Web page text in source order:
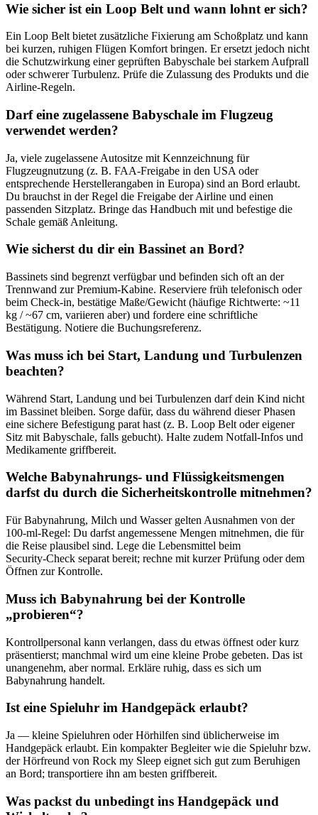
Wie sicher ist ein Loop Belt und wann lohnt er sich?
Ein Loop Belt bietet zusätzliche Fixierung am Schoßplatz und kann
bei kurzen, ruhigen Flügen Komfort bringen. Er ersetzt jedoch nicht
die Schutzwirkung einer geprüften Babyschale bei starkem Aufprall
oder schwerer Turbulenz. Prüfe die Zulassung des Produkts und die
Airline‑Regeln.
Darf eine zugelassene Babyschale im Flugzeug
verwendet werden?
Ja, viele zugelassene Autositze mit Kennzeichnung für
Flugzeugnutzung (z. B. FAA‑Freigabe in den USA oder
entsprechende Herstellerangaben in Europa) sind an Bord erlaubt.
Du brauchst in der Regel die Freigabe der Airline und einen
passenden Sitzplatz. Bringe das Handbuch mit und befestige die
Schale gemäß Anleitung.
Wie sicherst du dir ein Bassinet an Bord?
Bassinets sind begrenzt verfügbar und befinden sich oft an der
Trennwand zur Premium‑Kabine. Reserviere früh telefonisch oder
beim Check‑in, bestätige Maße/Gewicht (häufige Richtwerte: ~11
kg / ~67 cm, variieren aber) und fordere eine schriftliche
Bestätigung. Notiere die Buchungsreferenz.
Was muss ich bei Start, Landung und Turbulenzen
beachten?
Während Start, Landung und bei Turbulenzen darf dein Kind nicht
im Bassinet bleiben. Sorge dafür, dass du während dieser Phasen
eine sichere Befestigung parat hast (z. B. Loop Belt oder eigener
Sitz mit Babyschale, falls gebucht). Halte zudem Notfall‑Infos und
Medikamente griffbereit.
Welche Babynahrungs‑ und Flüssigkeitsmengen
darfst du durch die Sicherheitskontrolle mitnehmen?
Für Babynahrung, Milch und Wasser gelten Ausnahmen von der
100‑ml‑Regel: Du darfst angemessene Mengen mitnehmen, die für
die Reise plausibel sind. Lege die Lebensmittel beim
Security‑Check separat bereit; rechne mit kurzer Prüfung oder dem
Öffnen zur Kontrolle.
Muss ich Babynahrung bei der Kontrolle
„probieren“?
Kontrollpersonal kann verlangen, dass du etwas öffnest oder kurz
präsentierst; manchmal wird um eine kleine Probe gebeten. Das ist
unangenehm, aber normal. Erkläre ruhig, dass es sich um
Babynahrung handelt.
Ist eine Spieluhr im Handgepäck erlaubt?
Ja — kleine Spieluhren oder Hörhilfen sind üblicherweise im
Handgepäck erlaubt. Ein kompakter Begleiter wie die Spieluhr bzw.
der Hörfreund von Rock my Sleep eignet sich gut zum Beruhigen
an Bord; transportiere ihn am besten griffbereit.
Was packst du unbedingt ins Handgepäck und